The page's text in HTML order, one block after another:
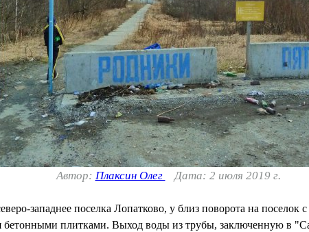
Автор: Плаксин Олег Дата: 2 июля 2019 г.
западнее поселка Лопатково, у близ поворота на поселок
бетонными плитками. Выход воды из трубы, заключенную в